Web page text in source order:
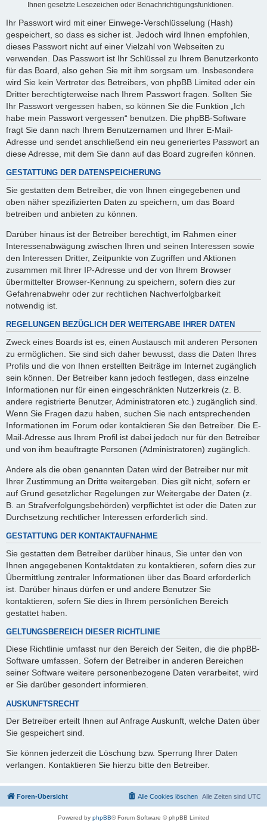
Ihnen gesetzte Lesezeichen oder Benachrichtigungsfunktionen.
Ihr Passwort wird mit einer Einwege-Verschlüsselung (Hash)
gespeichert, so dass es sicher ist. Jedoch wird Ihnen empfohlen,
dieses Passwort nicht auf einer Vielzahl von Webseiten zu
verwenden. Das Passwort ist Ihr Schlüssel zu Ihrem Benutzerkonto
für das Board, also gehen Sie mit ihm sorgsam um. Insbesondere
wird Sie kein Vertreter des Betreibers, von phpBB Limited oder ein
Dritter berechtigterweise nach Ihrem Passwort fragen. Sollten Sie
Ihr Passwort vergessen haben, so können Sie die Funktion „Ich
habe mein Passwort vergessen“ benutzen. Die phpBB-Software
fragt Sie dann nach Ihrem Benutzernamen und Ihrer E-Mail-
Adresse und sendet anschließend ein neu generiertes Passwort an
diese Adresse, mit dem Sie dann auf das Board zugreifen können.
GESTATTUNG DER DATENSPEICHERUNG
Sie gestatten dem Betreiber, die von Ihnen eingegebenen und
oben näher spezifizierten Daten zu speichern, um das Board
betreiben und anbieten zu können.
Darüber hinaus ist der Betreiber berechtigt, im Rahmen einer
Interessenabwägung zwischen Ihren und seinen Interessen sowie
den Interessen Dritter, Zeitpunkte von Zugriffen und Aktionen
zusammen mit Ihrer IP-Adresse und der von Ihrem Browser
übermittelter Browser-Kennung zu speichern, sofern dies zur
Gefahrenabwehr oder zur rechtlichen Nachverfolgbarkeit
notwendig ist.
REGELUNGEN BEZÜGLICH DER WEITERGABE IHRER DATEN
Zweck eines Boards ist es, einen Austausch mit anderen Personen
zu ermöglichen. Sie sind sich daher bewusst, dass die Daten Ihres
Profils und die von Ihnen erstellten Beiträge im Internet zugänglich
sein können. Der Betreiber kann jedoch festlegen, dass einzelne
Informationen nur für einen eingeschränkten Nutzerkreis (z. B.
andere registrierte Benutzer, Administratoren etc.) zugänglich sind.
Wenn Sie Fragen dazu haben, suchen Sie nach entsprechenden
Informationen im Forum oder kontaktieren Sie den Betreiber. Die E-
Mail-Adresse aus Ihrem Profil ist dabei jedoch nur für den Betreiber
und von ihm beauftragte Personen (Administratoren) zugänglich.
Andere als die oben genannten Daten wird der Betreiber nur mit
Ihrer Zustimmung an Dritte weitergeben. Dies gilt nicht, sofern er
auf Grund gesetzlicher Regelungen zur Weitergabe der Daten (z.
B. an Strafverfolgungsbehörden) verpflichtet ist oder die Daten zur
Durchsetzung rechtlicher Interessen erforderlich sind.
GESTATTUNG DER KONTAKTAUFNAHME
Sie gestatten dem Betreiber darüber hinaus, Sie unter den von
Ihnen angegebenen Kontaktdaten zu kontaktieren, sofern dies zur
Übermittlung zentraler Informationen über das Board erforderlich
ist. Darüber hinaus dürfen er und andere Benutzer Sie
kontaktieren, sofern Sie dies in Ihrem persönlichen Bereich
gestattet haben.
GELTUNGSBEREICH DIESER RICHTLINIE
Diese Richtlinie umfasst nur den Bereich der Seiten, die die phpBB-
Software umfassen. Sofern der Betreiber in anderen Bereichen
seiner Software weitere personenbezogene Daten verarbeitet, wird
er Sie darüber gesondert informieren.
AUSKUNFTSRECHT
Der Betreiber erteilt Ihnen auf Anfrage Auskunft, welche Daten über
Sie gespeichert sind.
Sie können jederzeit die Löschung bzw. Sperrung Ihrer Daten
verlangen. Kontaktieren Sie hierzu bitte den Betreiber.
Foren-Übersicht Alle Zeiten sind UTC
Alle Cookies löschen
Powered by phpBB® Forum Software © phpBB Limited